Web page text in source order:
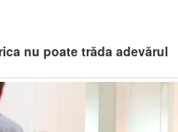
nu poate trăda adevărul